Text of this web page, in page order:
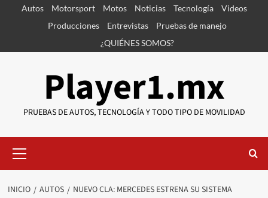
SaltarAutos Motorsport Motos Noticias Tecnología
Videos
Producciones
Entrevistas
Pruebas de manejo
¿QUIÉNES SOMOS?
Player1.mx
PRUEBAS DE AUTOS, TECNOLOGÍA Y TODO TIPO DE MOVILIDAD
primario
INICIO AUTOS
NUEVO CLA: MERCEDES ESTRENA SU SISTEMA